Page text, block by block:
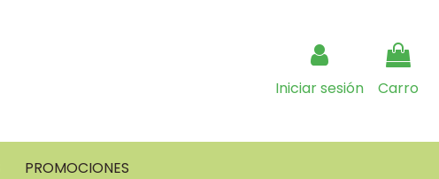
Iniciar sesión Carro
PROMOCIONES